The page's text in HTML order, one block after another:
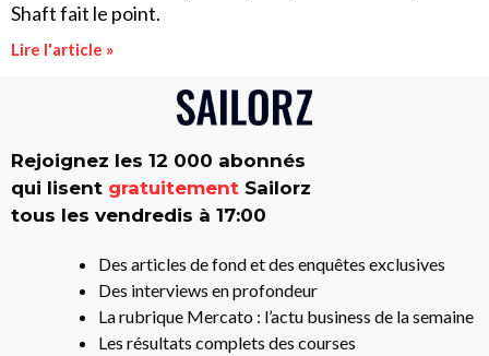
Shaft fait le point.
Lire l'article »
Rejoignez les 12 000 abonnés
qui lisent gratuitement Sailorz
tous les vendredis à 17:00
Des articles de fond et des enquêtes exclusives
Des interviews en profondeur
La rubrique Mercato : l’actu business de la semaine
Les résultats complets des courses